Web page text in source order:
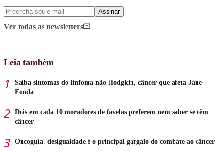
Assinar
Ver todas as newsletters
Leia também
Saiba sintomas do linfoma não Hodgkin, câncer que afeta Jane
Fonda
Dois em cada 10 moradores de favelas preferem nem saber se têm
câncer
Oncoguia: desigualdade é o principal gargalo do combate ao câncer